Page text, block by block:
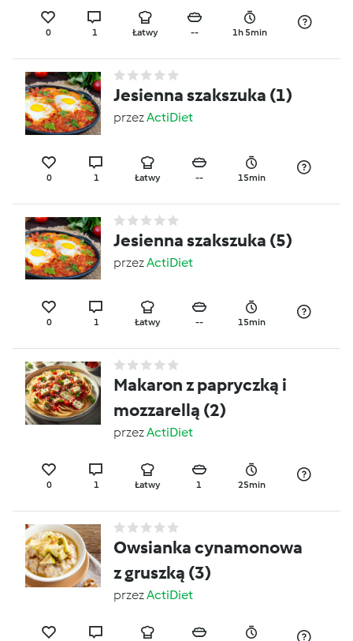
0 1 Łatwy -- 1h 5min
Jesienna szakszuka (1)
przezActiDiet
0 1 Łatwy -- 15min
Jesienna szakszuka (5)
przezActiDiet
0 1 Łatwy -- 15min
Makaron z papryczką i
mozzarellą (2)
przezActiDiet
0 1 Łatwy 1 25min
Owsianka cynamonowa
z gruszką (3)
przezActiDiet